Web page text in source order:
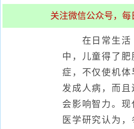
关注微信公众号，每
在日常生活
中，儿童得了肥
症，不仅使机体
发成人病，而且
会影响智力。现
医学研究认为，